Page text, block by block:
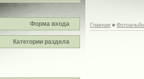
Форма входа
Категории раздела
Главная »